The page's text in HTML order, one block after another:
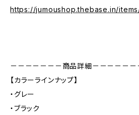
https://jumoushop.thebase.in/
－－－－－－－商品詳細－－－－－－
【カラーラインナップ】
・グレー
・ブラック